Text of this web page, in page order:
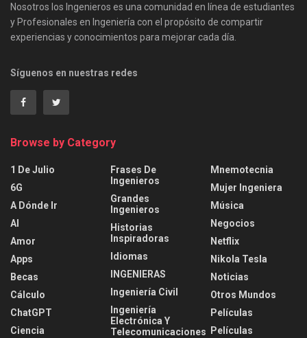
Nosotros los Ingenieros es una comunidad en línea de estudiantes
y Profesionales en Ingeniería con el propósito de compartir
experiencias y conocimientos para mejorar cada día.
Síguenos en nuestras redes
Browse by Category
1 De Julio
6G
A Dónde Ir
AI
Amor
Apps
Becas
Cálculo
ChatGPT
Ciencia
Frases De
Ingenieros
Grandes
Ingenieros
Historias
Inspiradoras
Idiomas
INGENIERAS
Ingeniería Civil
Ingeniería
Electrónica Y
Telecomunicaciones
Mnemotecnia
Mujer Ingeniera
Música
Negocios
Netflix
Nikola Tesla
Noticias
Otros Mundos
Películas
Películas